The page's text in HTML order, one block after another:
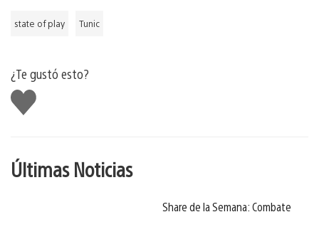
state of play Tunic
¿Te gustó esto?
Me
gusta
Últimas Noticias
Share de la Semana: Combate